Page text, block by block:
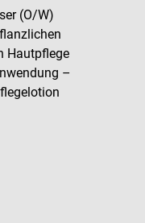
(O/W)
Hautpflege
–